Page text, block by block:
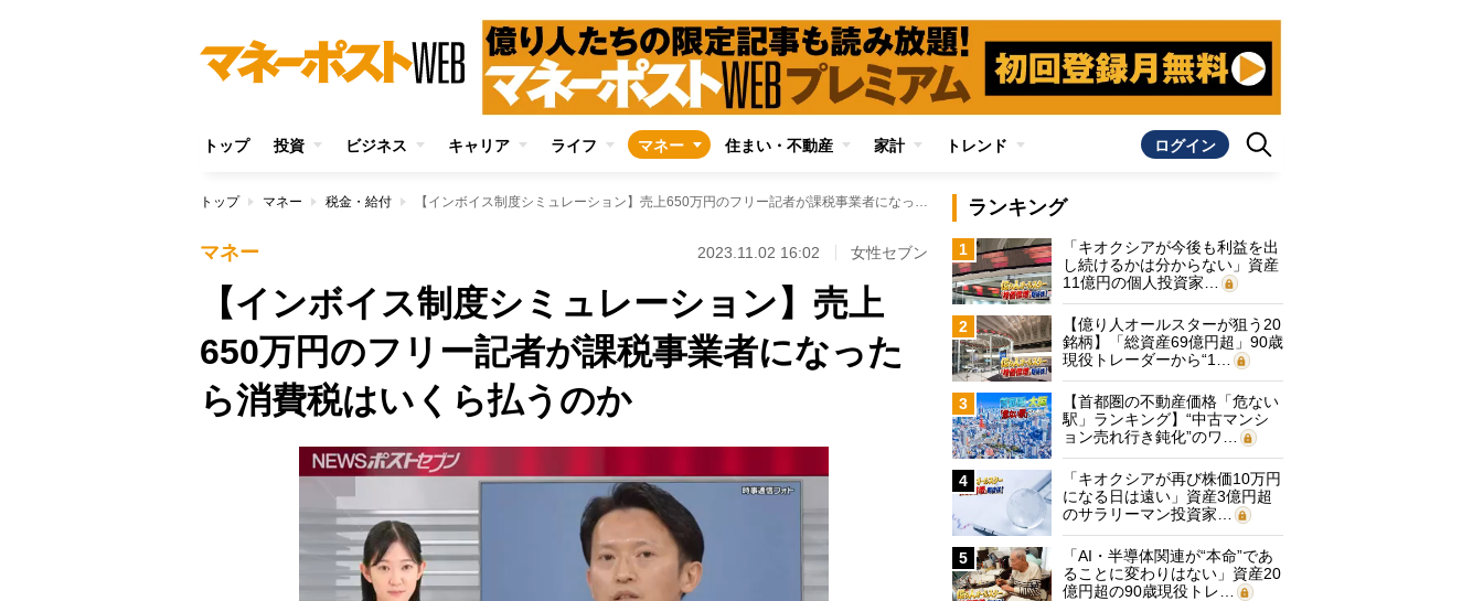
トップ 投資 ビジネス キャリア ライフ マネー 住まい・不動産 家計 トレンド ログイン
トップ マネー 税金・給付 【インボイス制度シミュレーション】売上650万円のフリー記者が課税事業者になったら消費税はいくら払うのか
マネー 2023.11.02 16:02 女性セブン
【インボイス制度シミュレーション】売上
650万円のフリー記者が課税事業者になった
ら消費税はいくら払うのか
ランキング
1
「キオクシアが今後も利益を出
し続けるかは分からない」資産
11億円の個人投資家…
2
【億り人オールスターが狙う20
銘柄】「総資産69億円超」90歳
現役トレーダーから“1…
3
【首都圏の不動産価格「危ない
駅」ランキング】“中古マンシ
ョン売れ行き鈍化”のワ…
4
「キオクシアが再び株価10万円
になる日は遠い」資産3億円超
のサラリーマン投資家…
5
「AI・半導体関連が“本命”であ
ることに変わりはない」資産20
億円超の90歳現役トレ…